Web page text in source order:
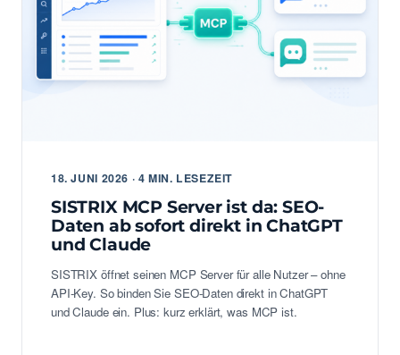
18. JUNI 2026 · 4 MIN. LESEZEIT
SISTRIX MCP Server ist da: SEO-
Daten ab sofort direkt in ChatGPT
und Claude
SISTRIX öffnet seinen MCP Server für alle Nutzer – ohne
API-Key. So binden Sie SEO-Daten direkt in ChatGPT
und Claude ein. Plus: kurz erklärt, was MCP ist.